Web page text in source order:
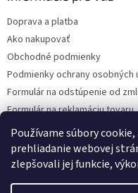
Používame súbory
prehliadanie webovej
zlepšovali jej funkcie,
Doprava a platba
Ako nakupovať
Obchodné podmienky
Podmienky ochrany osobných
Formulár na odstúpenie od
Formulár na reklamáciu tovaru
Kontakty